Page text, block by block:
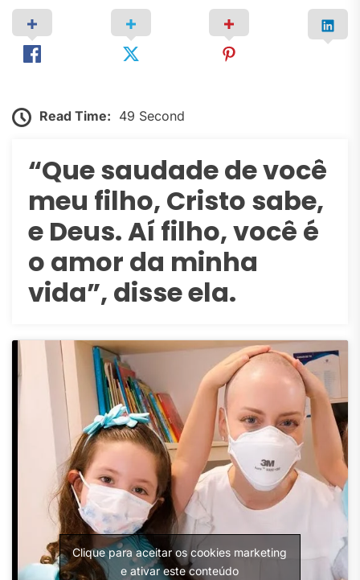
Read Time: 49 Second
“Que saudade de você
meu filho, Cristo sabe,
e Deus. Aí filho, você é
o amor da minha
vida”, disse ela.
Clique para aceitar os cookies marketing
e ativar este conteúdo